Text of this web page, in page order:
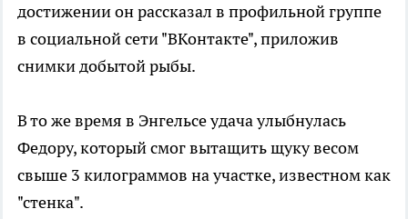
достижении он рассказал в профильной группе
в социальной сети "ВКонтакте", приложив
снимки добытой рыбы.
В то же время в Энгельсе удача улыбнулась
Федору, который смог вытащить щуку весом
свыше 3 килограммов на участке, известном как
"стенка".